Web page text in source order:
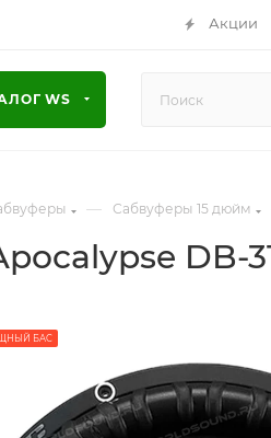
Акции
WS
— Сабвуферы 15 дюйм
DB-
БАС